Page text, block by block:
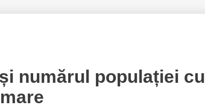
numărul populației cu